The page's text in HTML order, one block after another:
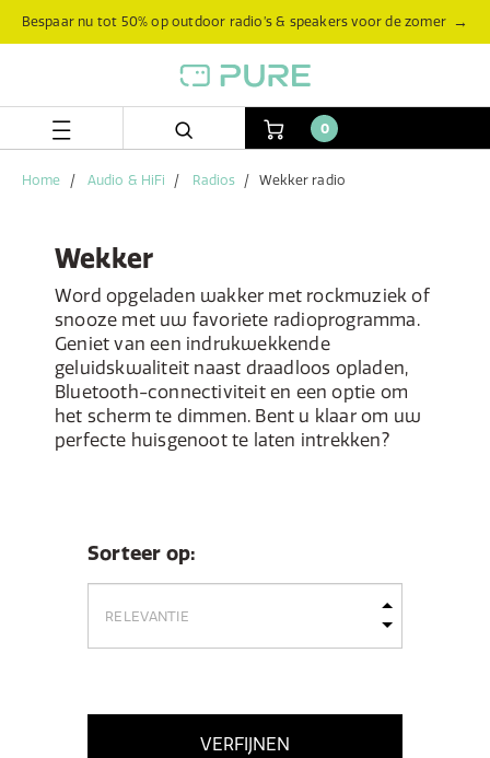
Bespaar nu tot 50% op outdoor radio’s & speakers voor de zomer →
0
Home Audio & HiFi Radios Wekker radio
Wekker
Word opgeladen wakker met rockmuziek of
snooze met uw favoriete radioprogramma.
Geniet van een indrukwekkende
geluidskwaliteit naast draadloos opladen,
Bluetooth-connectiviteit en een optie om
het scherm te dimmen. Bent u klaar om uw
perfecte huisgenoot te laten intrekken?
Sorteer op:
VERFIJNEN